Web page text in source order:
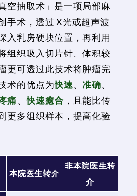
空抽取术」是一项局部麻
手术，透过 X光或超声波
入乳房硬块位置，再利用
组织吸入切片针。体积较
更可透过此技术将肿瘤完
术的优点为快速、 准确、
痛、快速癒合 ，且能比传
更多组织样本，提高化验
本院医生转介
非本院医生转
介